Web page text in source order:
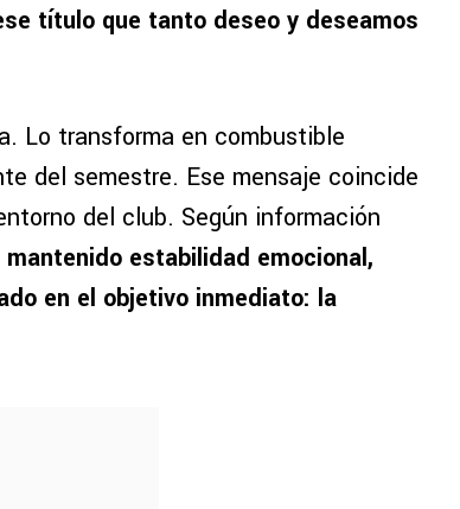
título que tanto deseo y deseamos
Lo transforma en combustible
del semestre. Ese mensaje coincide
del club. Según información
estabilidad emocional,
en el objetivo inmediato: la